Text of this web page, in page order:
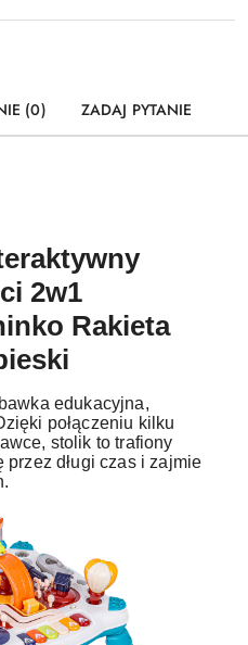
(0) ZADAJ PYTANIE
2w1
Rakieta
edukacyjna,
połączeniu kilku
stolik to trafiony
długi czas i zajmie